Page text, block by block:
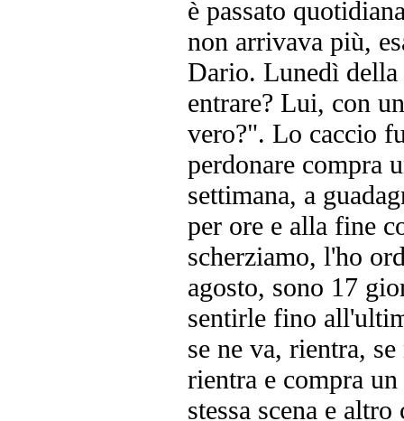
è passato
non arrivava più,
Dario. Lunedì della
entrare? Lui, con
vero?". Lo caccio
perdonare compra
settimana, a
per ore e alla fine
scherziamo, l'ho
agosto, sono 17
sentirle fino
se ne va, rientra,
rientra e compra
stessa scena e